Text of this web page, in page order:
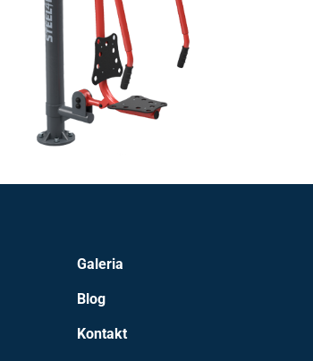
Galeria
Blog
Kontakt